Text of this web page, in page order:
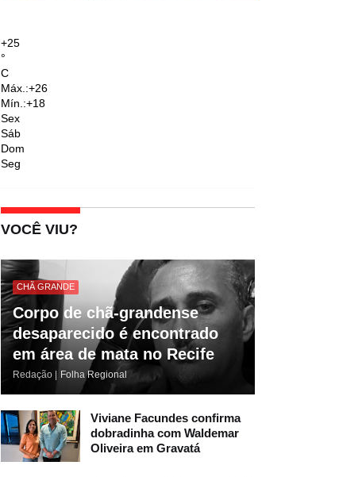
+25
°
C
Máx.:+26
Mín.:+18
Sex
Sáb
Dom
Seg
VOCÊ VIU?
CHÃ GRANDE
Corpo de chã-grandense
desaparecido é encontrado
em área de mata no Recife
Redação | Folha Regional
Viviane Facundes confirma
dobradinha com Waldemar
Oliveira em Gravatá